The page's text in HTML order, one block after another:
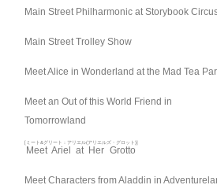
Main Street Philharmonic at Storybook
Main Street Trolley Show
Meet Alice in Wonderland at the Mad Tea
Meet an Out of this World Friend in
Tomorrowland
Meet Ariel at Her Grotto
[ミート&グリート：アリエル(アリエルズ・グロット)]
Meet Characters from Aladdin in